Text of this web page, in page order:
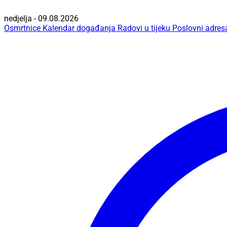
nedjelja - 09.08.2026
Osmrtnice Kalendar događanja Radovi u tijeku Poslovni